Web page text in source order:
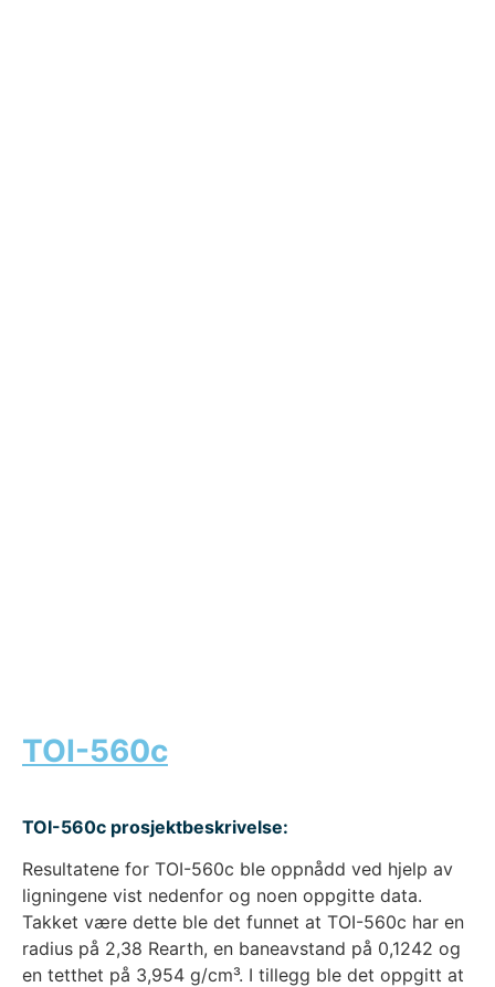
TOI-560c
TOI-560c prosjektbeskrivelse:
Resultatene for TOI-560c ble oppnådd ved hjelp av
ligningene vist nedenfor og noen oppgitte data.
Takket være dette ble det funnet at TOI-560c har en
radius på 2,38 Rearth, en baneavstand på 0,1242 og
en tetthet på 3,954 g/cm³. I tillegg ble det oppgitt at